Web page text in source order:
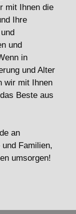
mit Ihnen die
Ihre
und
in
und Alter
wir mit Ihnen
Beste aus
an
Familien,
umsorgen!